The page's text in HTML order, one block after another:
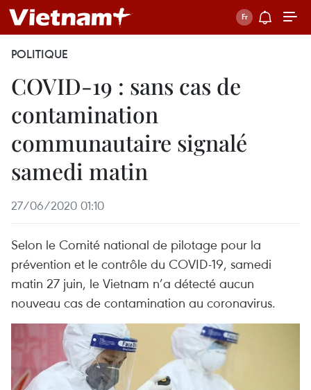
POLITIQUE
COVID-19 : sans cas de
contamination
communautaire signalé
samedi matin
27/06/2020 01:10
Selon le Comité national de pilotage pour la
prévention et le contrôle du COVID-19, samedi
matin 27 juin, le Vietnam n’a détecté aucun
nouveau cas de contamination au coronavirus.